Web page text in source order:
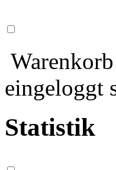
eingeloggt
Statistik